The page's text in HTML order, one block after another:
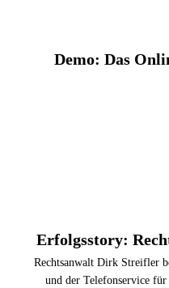
Demo: Das
Erfolgsstory:
Rechtsanwalt Dirk Streifler
und der Telefonservice